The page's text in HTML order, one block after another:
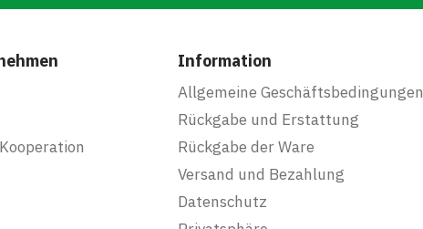
Information
Allgemeine Geschäftsbedingungen
Rückgabe und Erstattung
Rückgabe der Ware
Versand und Bezahlung
Datenschutz